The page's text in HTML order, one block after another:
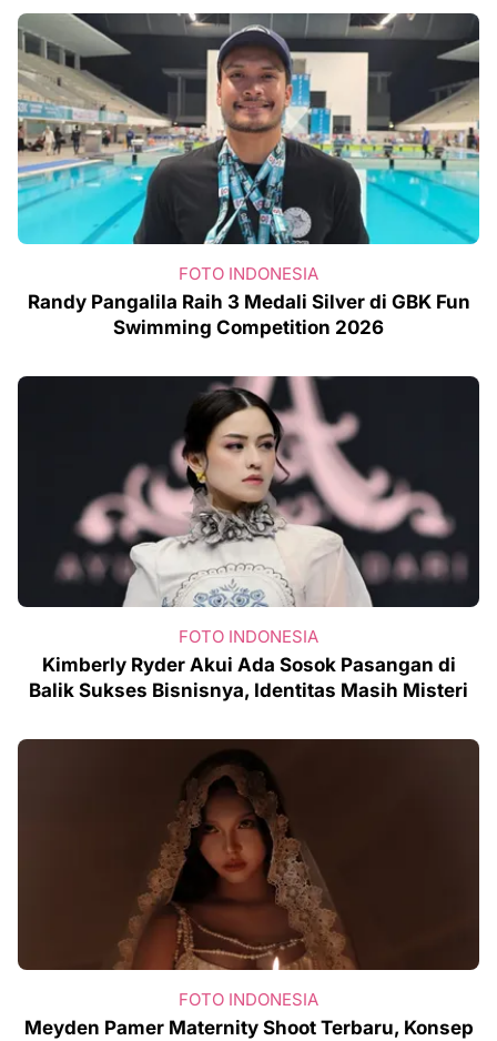
FOTO INDONESIA
Randy Pangalila Raih 3 Medali Silver di GBK Fun
Swimming Competition 2026
FOTO INDONESIA
Kimberly Ryder Akui Ada Sosok Pasangan di
Balik Sukses Bisnisnya, Identitas Masih Misteri
FOTO INDONESIA
Meyden Pamer Maternity Shoot Terbaru, Konsep